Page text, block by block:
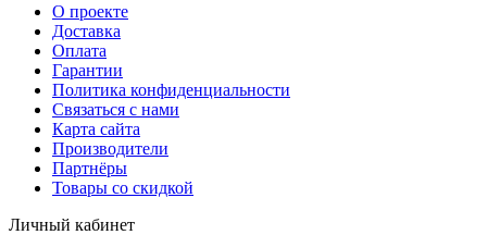
О проекте
Доставка
Оплата
Гарантии
Политика конфиденциальности
Связаться с нами
Карта сайта
Производители
Партнёры
Товары со скидкой
Личный кабинет